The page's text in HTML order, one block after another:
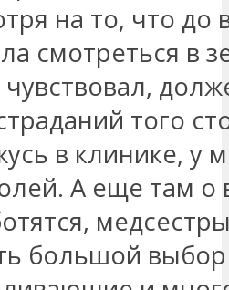
на то, что до
смотреться в
того
в клинике, у
А еще там о
большой